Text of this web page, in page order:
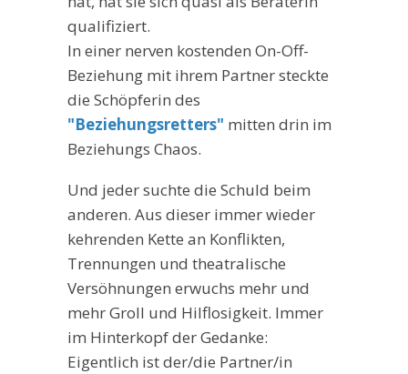
qualifiziert.
In einer nerven kostenden On-Off-
Beziehung mit ihrem Partner steckte
die Schöpferin des
"Beziehungsretters" mitten drin im
Beziehungs Chaos.
Und jeder suchte die Schuld beim
anderen. Aus dieser immer wieder
kehrenden Kette an Konflikten,
Trennungen und theatralische
Versöhnungen erwuchs mehr und
mehr Groll und Hilflosigkeit. Immer
im Hinterkopf der Gedanke:
Eigentlich ist der/die Partner/in